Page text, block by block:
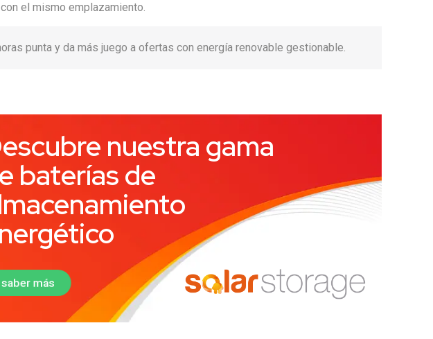
el mismo emplazamiento.
punta y da más juego a ofertas con energía renovable gestionable.
nuestra gama
baterías de
saber más